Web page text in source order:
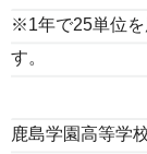
※1年で25単位を
す。
鹿島学園高等学